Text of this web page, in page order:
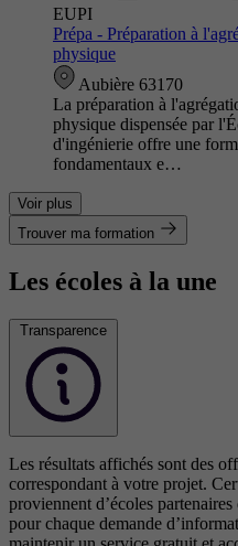
EUPI
Prépa - Préparation à
physique
Aubière 63170
La préparation à
physique dispensée par
d'ingénierie offre une
fondamentaux e…
Voir plus
Trouver ma formation
Les écoles à la une
Transparence
Les résultats affichés sont des
correspondant à votre projet.
proviennent d’écoles
pour chaque demande